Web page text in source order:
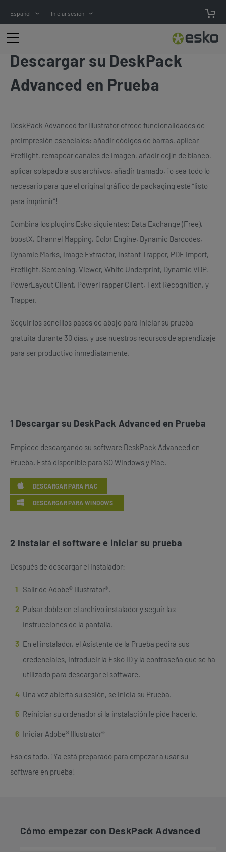
Español Iniciar sesión
Descargar su DeskPack
Advanced en Prueba
DeskPack Advanced for Illustrator ofrece funcionalidades de
preimpresión esenciales: añadir códigos de barras, aplicar
Preflight, remapear canales de imagen, añadir cojín de blanco,
aplicar solapado a sus archivos, añadir tramado, ¡o sea todo lo
necesario para que el original gráfico de packaging esté “listo
para imprimir”!
Combina los plugins Esko siguientes: Data Exchange (Free),
boostX, Channel Mapping, Color Engine, Dynamic Barcodes,
Dynamic Marks, Image Extractor, Instant Trapper, PDF Import,
Preflight, Screening, Viewer, White Underprint, Dynamic VDP,
PowerLayout Client, PowerTrapper Client, Text Recognition, y
Trapper.
Seguir los sencillos pasos de abajo para iniciar su prueba
gratuita durante 30 días, y use nuestros recursos de aprendizaje
para ser productivo inmediatamente.
1 Descargar su DeskPack Advanced en Prueba
Empiece descargando su software DeskPack Advanced en
Prueba. Está disponible para SO Windows y Mac.
DESCARGAR PARA MAC
DESCARGAR PARA WINDOWS
2 Instalar el software e iniciar su prueba
Después de descargar el instalador:
Salir de Adobe® Illustrator®.
Pulsar doble en el archivo instalador y seguir las
instrucciones de la pantalla.
En el instalador, el Asistente de la Prueba pedirá sus
credenciales, introducir la Esko ID y la contraseña que se ha
utilizado para descargar el software.
Una vez abierta su sesión, se inicia su Prueba.
Reiniciar su ordenador si la instalación le pide hacerlo.
Iniciar Adobe® Illustrator®
Eso es todo. ¡Ya está preparado para empezar a usar su
software en prueba!
Cómo empezar con DeskPack Advanced